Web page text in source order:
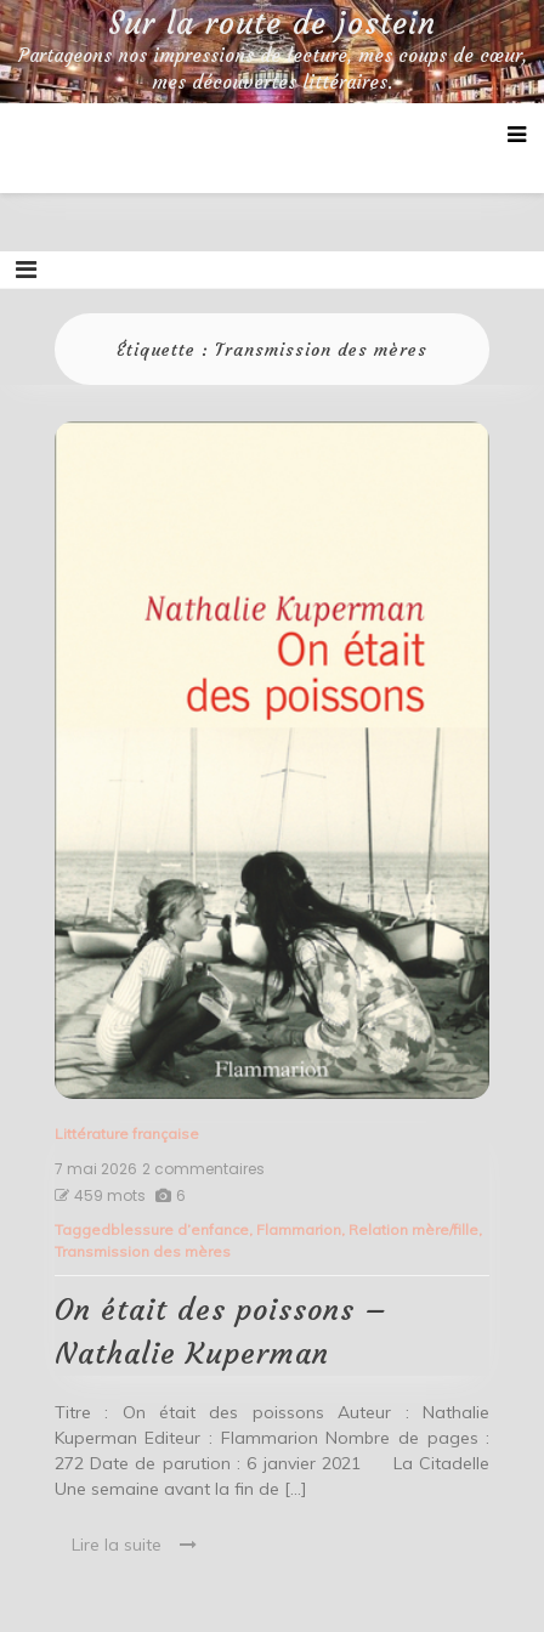
Skip
to
content
Sur la route de jostein
Partageons nos impressions de lecture, mes coups de cœur,
mes découvertes littéraires.
Étiquette : Transmission des mères
Littérature française
7 mai 2026 2 commentaires
des
Nathalie
Kuperman
459 mots 6
Taggedblessure d’enfance, Flammarion, Relation mère/fille,
Transmission des mères
On était des poissons –
Nathalie Kuperman
Titre : On était des poissons Auteur : Nathalie
Kuperman Editeur : Flammarion Nombre de pages :
272 Date de parution : 6 janvier 2021 La Citadelle
Une semaine avant la fin de […]
Lire la suite